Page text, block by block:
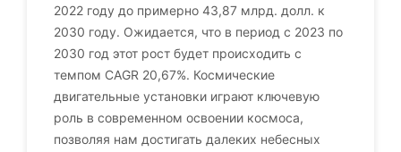
2022 году до примерно 43,87 млрд. долл. к
2030 году. Ожидается, что в период с 2023 по
2030 год этот рост будет происходить с
темпом CAGR 20,67%. Космические
двигательные установки играют ключевую
роль в современном освоении космоса,
позволяя нам достигать далеких небесных